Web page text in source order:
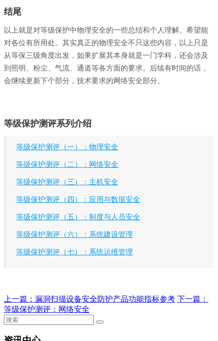
结尾
以上就是对等级保护中物理安全的一些总结和个人理解。希望能
对各位有所用处。其实真正的物理安全不只这些内容，以上只是
从等保三级角度出发，如果扩展其本身就是一门学科，还会涉及
到照明、粉尘、气流、通道等各方面的要求。后续有时间的话，
会继续更新下个部分，技术要求的网络安全部分。
等级保护测评系列介绍
等级保护测评（一）：物理安全
等级保护测评（二）：网络安全
等级保护测评（三）：主机安全
等级保护测评（四）：应用与数据安全
等级保护测评（五）：制度与人员安全
等级保护测评（六）：系统建设管理
等级保护测评（七）：系统运维管理
上一篇： 漏洞扫描设备安全防护产品功能指标参考 下一篇：
等级保护测评：网络安全